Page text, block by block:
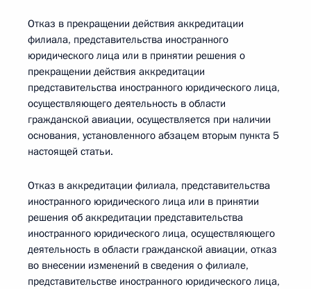
Отказ в прекращении действия аккредитации
филиала, представительства иностранного
юридического лица или в принятии решения о
прекращении действия аккредитации
представительства иностранного юридического лица,
осуществляющего деятельность в области
гражданской авиации, осуществляется при наличии
основания, установленного абзацем вторым пункта 5
настоящей статьи.
Отказ в аккредитации филиала, представительства
иностранного юридического лица или в принятии
решения об аккредитации представительства
иностранного юридического лица, осуществляющего
деятельность в области гражданской авиации, отказ
во внесении изменений в сведения о филиале,
представительстве иностранного юридического лица,